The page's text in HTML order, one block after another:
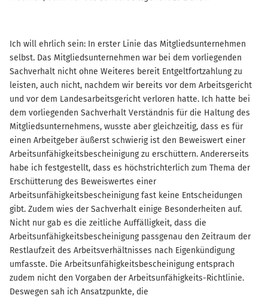
Ich will ehrlich sein: In erster Linie das Mitgliedsunternehmen
selbst. Das Mitgliedsunternehmen war bei dem vorliegenden
Sachverhalt nicht ohne Weiteres bereit Entgeltfortzahlung zu
leisten, auch nicht, nachdem wir bereits vor dem Arbeitsgericht
und vor dem Landesarbeitsgericht verloren hatte. Ich hatte bei
dem vorliegenden Sachverhalt Verständnis für die Haltung des
Mitgliedsunternehmens, wusste aber gleichzeitig, dass es für
einen Arbeitgeber äußerst schwierig ist den Beweiswert einer
Arbeitsunfähigkeitsbescheinigung zu erschüttern. Andererseits
habe ich festgestellt, dass es höchstrichterlich zum Thema der
Erschütterung des Beweiswertes einer
Arbeitsunfähigkeitsbescheinigung fast keine Entscheidungen
gibt. Zudem wies der Sachverhalt einige Besonderheiten auf.
Nicht nur gab es die zeitliche Auffälligkeit, dass die
Arbeitsunfähigkeitsbescheinigung passgenau den Zeitraum der
Restlaufzeit des Arbeitsverhältnisses nach Eigenkündigung
umfasste. Die Arbeitsunfähigkeitsbescheinigung entsprach
zudem nicht den Vorgaben der Arbeitsunfähigkeits-Richtlinie.
Deswegen sah ich Ansatzpunkte, die